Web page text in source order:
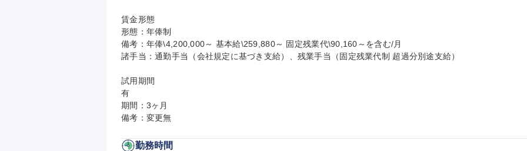
賃金形態
形態：年俸制
備考：年俸\4,200,000～ 基本給\259,880～ 固定残業代\90,160～を含む/月
諸手当：通勤手当（会社規定に基づき支給）、残業手当（固定残業代制 超過分別途支給）
試用期間
有
期間：3ヶ月
備考：変更無
勤務時間